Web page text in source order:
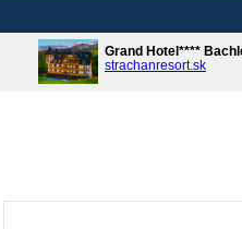
Grand Hotel****
strachanresort.sk